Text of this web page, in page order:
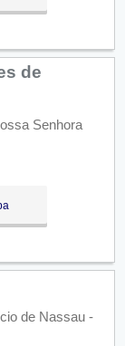
de
Senhora
de Nassau -